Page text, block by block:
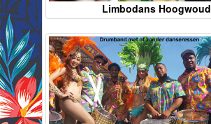
Limbodans Hoogwoud